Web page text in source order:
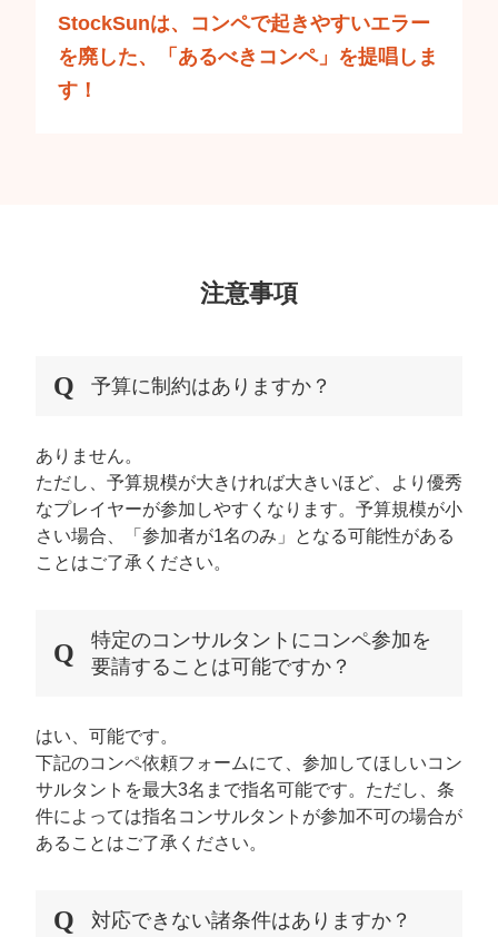
StockSunは、コンペで起きやすいエラー
を廃した、
「あるべきコンペ」を提唱しま
す！
注意事項
予算に制約はありますか？
ありません。
ただし、予算規模が大きければ大きいほど、より優秀
なプレイヤーが参加しやすくなります。予算規模が小
さい場合、「参加者が1名のみ」となる可能性がある
ことはご了承ください。
特定のコンサルタントにコンペ参加を
要請することは可能ですか？
はい、可能です。
下記のコンペ依頼フォームにて、参加してほしいコン
サルタントを最大3名まで指名可能です。ただし、条
件によっては指名コンサルタントが参加不可の場合が
あることはご了承ください。
対応できない諸条件はありますか？